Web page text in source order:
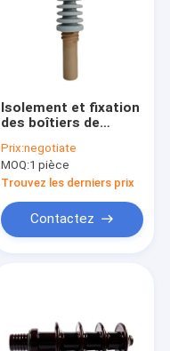
Isolement et fixation
des boîtiers de
avec boîtiers HV de
transformateurs
Prix:negotiate
MOQ:1 pièce
Trouvez les derniers prix
Contactez